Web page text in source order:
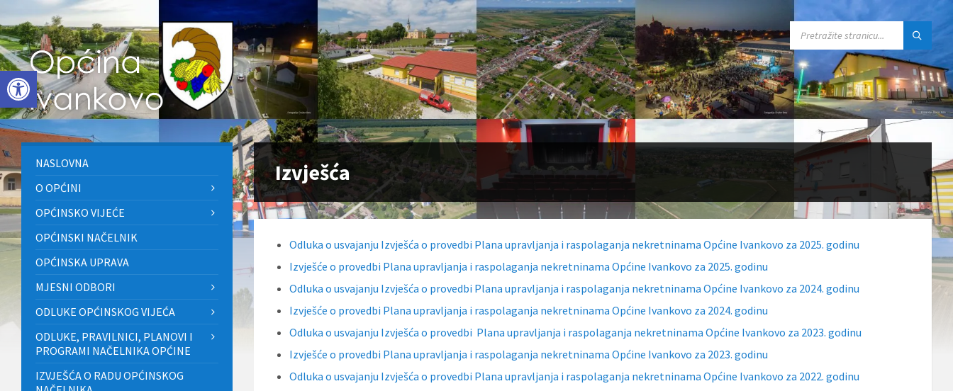
Open toolbar
to
content
to
left
sidebar
to
footer
Izvješća
Odluka o usvajanju Izvješća o provedbi Plana upravljanja i raspolaganja nekretninama Općine Ivankovo za 2025. godinu
Izvješće o provedbi Plana upravljanja i raspolaganja nekretninama Općine Ivankovo za 2025. godinu
Odluka o usvajanju Izvješća o provedbi Plana upravljanja i raspolaganja nekretninama Općine Ivankovo za 2024. godinu
Izvješće o provedbi Plana upravljanja i raspolaganja nekretninama Općine Ivankovo za 2024. godinu
Odluka o usvajanju Izvješća o provedbi Plana upravljanja i raspolaganja nekretninama Općine Ivankovo za 2023. godinu
Izvješće o provedbi Plana upravljanja i raspolaganja nekretninama Općine Ivankovo za 2023. godinu
Odluka o usvajanju Izvješća o provedbi Plana upravljanja i raspolaganja nekretninama Općine Ivankovo za 2022. godinu
NASLOVNA
O OPĆINI
OPĆINSKO VIJEĆE
OPĆINSKI NAČELNIK
OPĆINSKA UPRAVA
MJESNI ODBORI
ODLUKE OPĆINSKOG VIJEĆA
ODLUKE, PRAVILNICI, PLANOVI I
PROGRAMI NAČELNIKA OPĆINE
IZVJEŠĆA O RADU OPĆINSKOG